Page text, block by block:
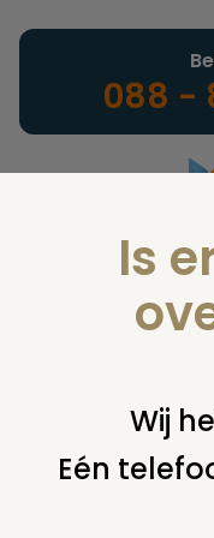
088 -
U bent hier: home
Is
Wij
Eén